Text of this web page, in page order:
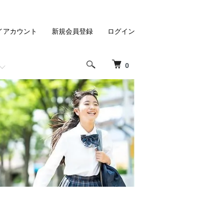
0
アカウント 新規会員登録 ログイン